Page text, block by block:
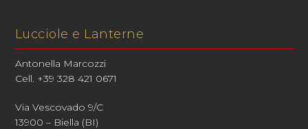
Lucciole e Lanterne
Antonella Marcozzi
Cell. +39 328 421 0671
Via Vescovado 9/C
13900 – Biella (BI)